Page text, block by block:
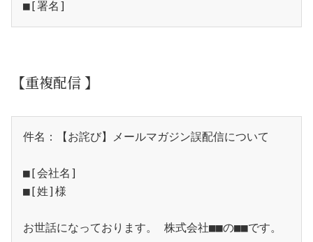
■[署名]
【重複配信 】
件名：【お詫び】メールマガジン誤配信について
■[会社名]
■[姓]様
お世話になっております。 株式会社■■の■■です。